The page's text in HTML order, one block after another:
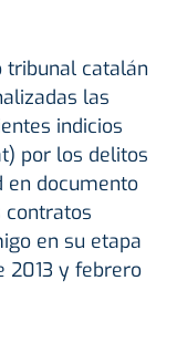
tribunal catalán
las
indicios
por los delitos
en documento
en su etapa
2013 y febrero